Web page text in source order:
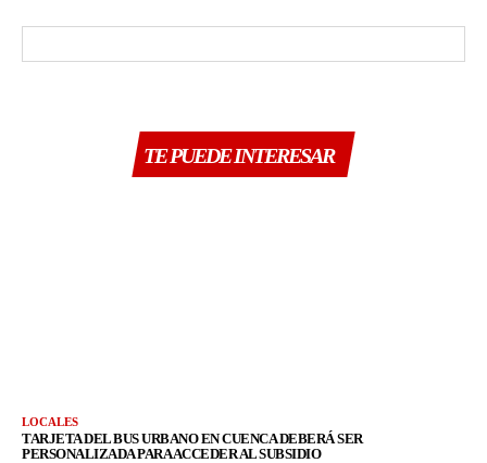
TE PUEDE INTERESAR
LOCALES
TARJETA DEL BUS URBANO EN CUENCA DEBERÁ SER
PERSONALIZADA PARA ACCEDER AL SUBSIDIO